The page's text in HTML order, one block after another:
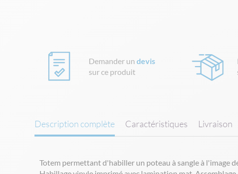
Demander undevis
sur ce produit
Description complète
Totem permettant d'habiller un poteau à sangle à l'image
Caractéristiques Livraison